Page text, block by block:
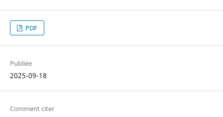
PDF
Publiée
2025-09-18
Comment citer